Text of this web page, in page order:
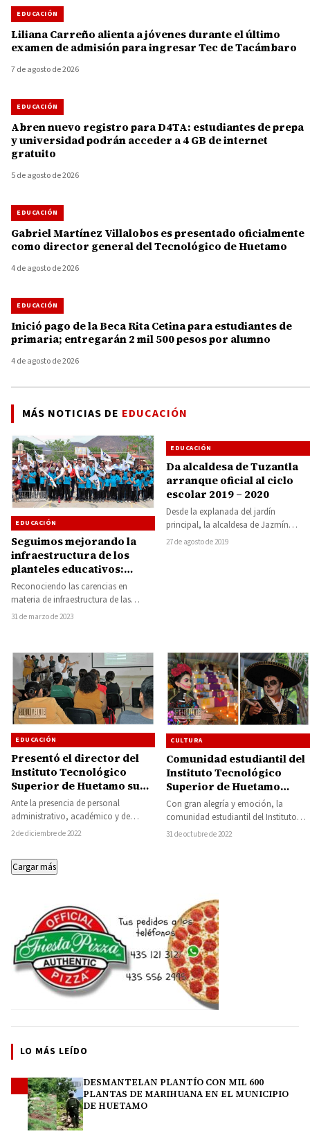
EDUCACIÓN
Liliana Carreño alienta a jóvenes durante el último
examen de admisión para ingresar Tec de Tacámbaro
7 de agosto de 2026
EDUCACIÓN
Abren nuevo registro para D4TA: estudiantes de prepa
y universidad podrán acceder a 4 GB de internet
gratuito
5 de agosto de 2026
EDUCACIÓN
Gabriel Martínez Villalobos es presentado oficialmente
como director general del Tecnológico de Huetamo
4 de agosto de 2026
EDUCACIÓN
Inició pago de la Beca Rita Cetina para estudiantes de
primaria; entregarán 2 mil 500 pesos por alumno
4 de agosto de 2026
MÁS NOTICIAS DE EDUCACIÓN
EDUCACIÓN
Seguimos mejorando la
infraestructura de los
planteles educativos:
Pablo Varona; comienza la
construcción de una
techumbre en la Primaria
Reconociendo las carencias en
materia de infraestructura de las
instituciones educativas del municipio
31 de marzo de 2023
EDUCACIÓN
Da alcaldesa de Tuzantla
arranque oficial al ciclo
escolar 2019 – 2020
Desde la explanada del jardín
principal, la alcaldesa de Jazmín
Arroyo Martínez, dio el arranque
27 de agosto de 2019
EDUCACIÓN
Presentó el director del
Instituto Tecnológico
Superior de Huetamo su
informe de actividades
Ante la presencia de personal
administrativo, académico y de
apoyo, se llevó a cabo en las
2 de diciembre de 2022
CULTURA
Comunidad estudiantil del
Instituto Tecnológico
Superior de Huetamo
celebra el Día de Muertos
Con gran alegría y emoción, la
comunidad estudiantil del Instituto
Tecnológico Superior de Huetamo,
31 de octubre de 2022
Cargar más
LO MÁS LEÍDO
DESMANTELAN PLANTÍO CON MIL 600
PLANTAS DE MARIHUANA EN EL MUNICIPIO
DE HUETAMO